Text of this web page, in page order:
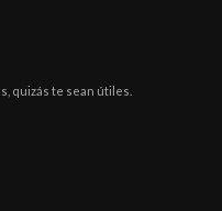
quizás te sean útiles.